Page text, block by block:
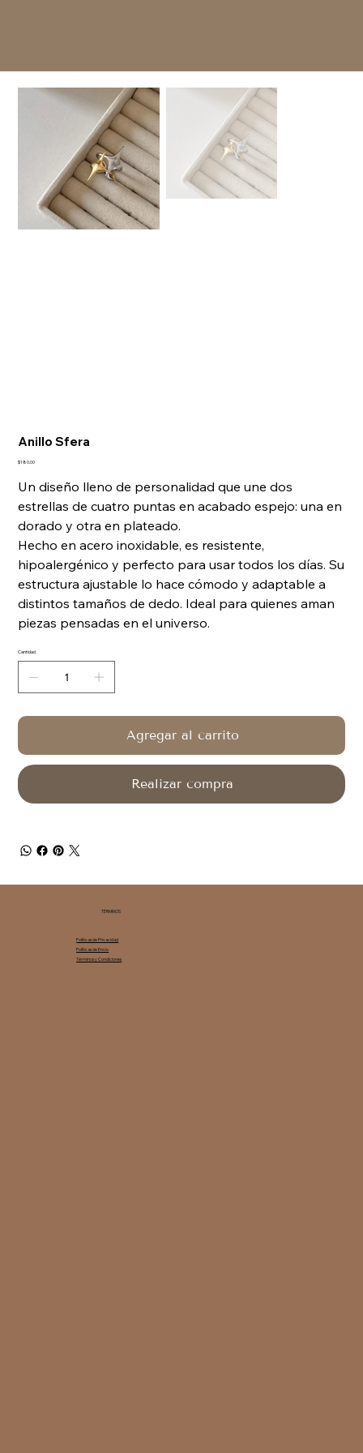
Anillo Sfera
Precio
$180.00
Un diseño lleno de personalidad que une dos
estrellas de cuatro puntas en acabado espejo: una en
dorado y otra en plateado.
Hecho en acero inoxidable, es resistente,
hipoalergénico y perfecto para usar todos los días. Su
estructura ajustable lo hace cómodo y adaptable a
distintos tamaños de dedo. Ideal para quienes aman
piezas pensadas en el universo.
Cantidad
Agregar al carrito
Realizar compra
Políticas de Privacidad
Políticas de Envío
Términos y Condiciones
TÉRMINOS